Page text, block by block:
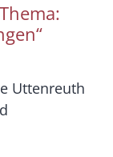
Uttenreuth